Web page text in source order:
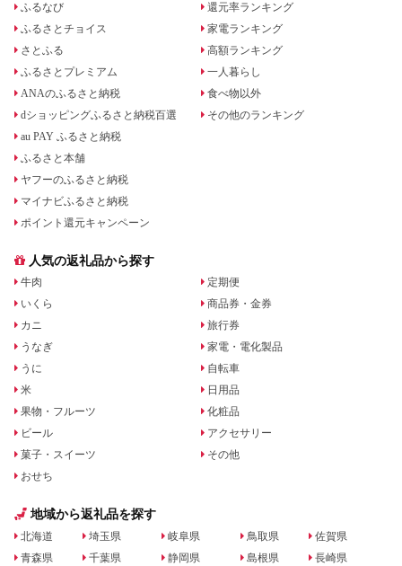
ふるなび
ふるさとチョイス
さとふる
ふるさとプレミアム
ANAのふるさと納税
dショッピングふるさと納税百選
au PAY ふるさと納税
ふるさと本舗
ヤフーのふるさと納税
マイナビふるさと納税
ポイント還元キャンペーン
還元率ランキング
家電ランキング
高額ランキング
一人暮らし
食べ物以外
その他のランキング
人気の返礼品から探す
牛肉
いくら
カニ
うなぎ
うに
米
果物・フルーツ
ビール
菓子・スイーツ
おせち
定期便
商品券・金券
旅行券
家電・電化製品
自転車
日用品
化粧品
アクセサリー
その他
地域から返礼品を探す
北海道
青森県
埼玉県
千葉県
岐阜県
静岡県
鳥取県
島根県
佐賀県
長崎県